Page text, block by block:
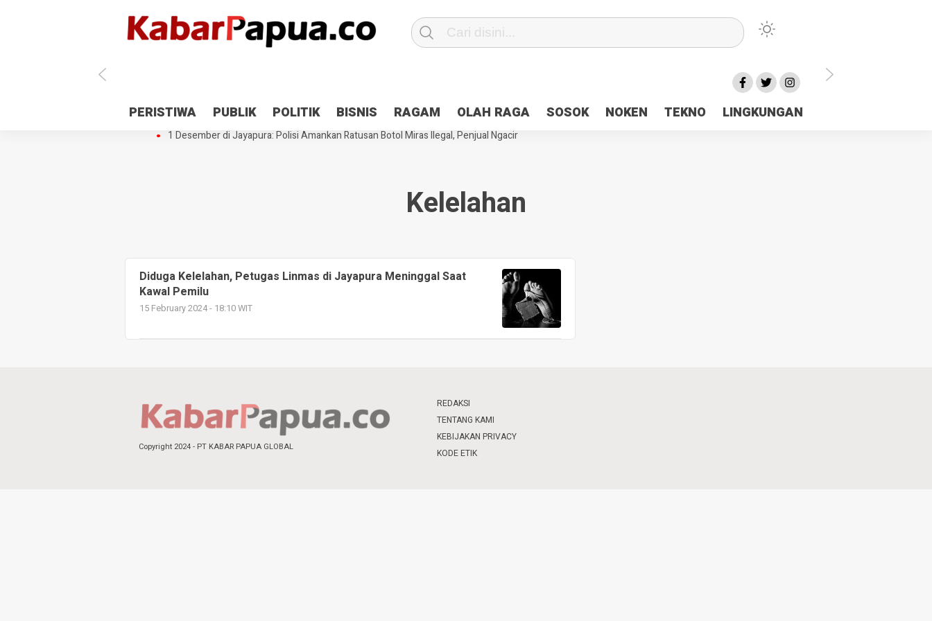
PERISTIWA PUBLIK POLITIK BISNIS RAGAM OLAH RAGA SOSOK NOKEN TEKNO LINGKUNGAN
Antisipasi 1 Desember, TNI Polri Patroli 2×24 jam di Kota Jayapura
Pesan Sejuk Polri di Deklarasi Pemilu Ceria Tanah Papua
Gedung Perpustakaan SMPN 5 Sentani Terbakar
Hibah Pilkada Jayapura Cair 10 Persen, Deposit Kas Daerah Rp23 Miliar Disorot
1 Desember di Jayapura: Polisi Amankan Ratusan Botol Miras Ilegal, Penjual Ngacir
Kelelahan
Diduga Kelelahan, Petugas Linmas di Jayapura Meninggal Saat
Kawal Pemilu
15 February 2024 - 18:10 WIT
Copyright 2024 - PT KABAR PAPUA GLOBAL
REDAKSI
TENTANG KAMI
KEBIJAKAN PRIVACY
KODE ETIK